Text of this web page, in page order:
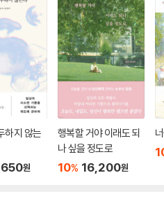
하지 않는
원
행복할 거야 이래도 되
나 싶을 정도로
10% 16,200원